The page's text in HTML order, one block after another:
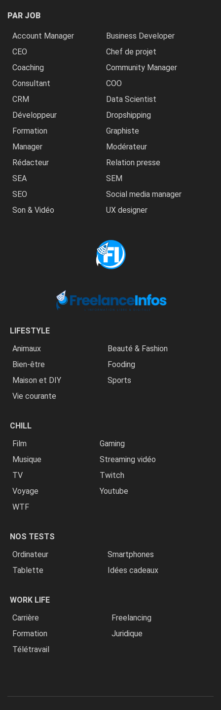
PAR JOB
Account Manager
Business Developer
CEO
Chef de projet
Coaching
Community Manager
Consultant
COO
CRM
Data Scientist
Développeur
Dropshipping
Formation
Graphiste
Manager
Modérateur
Rédacteur
Relation presse
SEA
SEM
SEO
Social media manager
Son & Vidéo
UX designer
LIFESTYLE
Animaux
Beauté & Fashion
Bien-être
Fooding
Maison et DIY
Sports
Vie courante
CHILL
Film
Gaming
Musique
Streaming vidéo
TV
Twitch
Voyage
Youtube
WTF
NOS TESTS
Ordinateur
Smartphones
Tablette
Idées cadeaux
WORK LIFE
Carrière
Freelancing
Formation
Juridique
Télétravail